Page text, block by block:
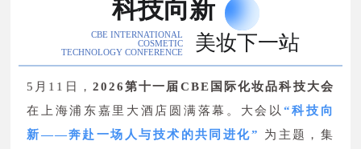
科技向新
CBE INTERNATIONAL
COSMETIC
TECHNOLOGY CONFERENCE
美妆下一站
5月11日， 2026第十一届CBE国际化妆品科技大会
在上海浦东嘉里大酒店圆满落幕。大会以 “科技向
新——奔赴一场人与技术的共同进化”
为主题，集